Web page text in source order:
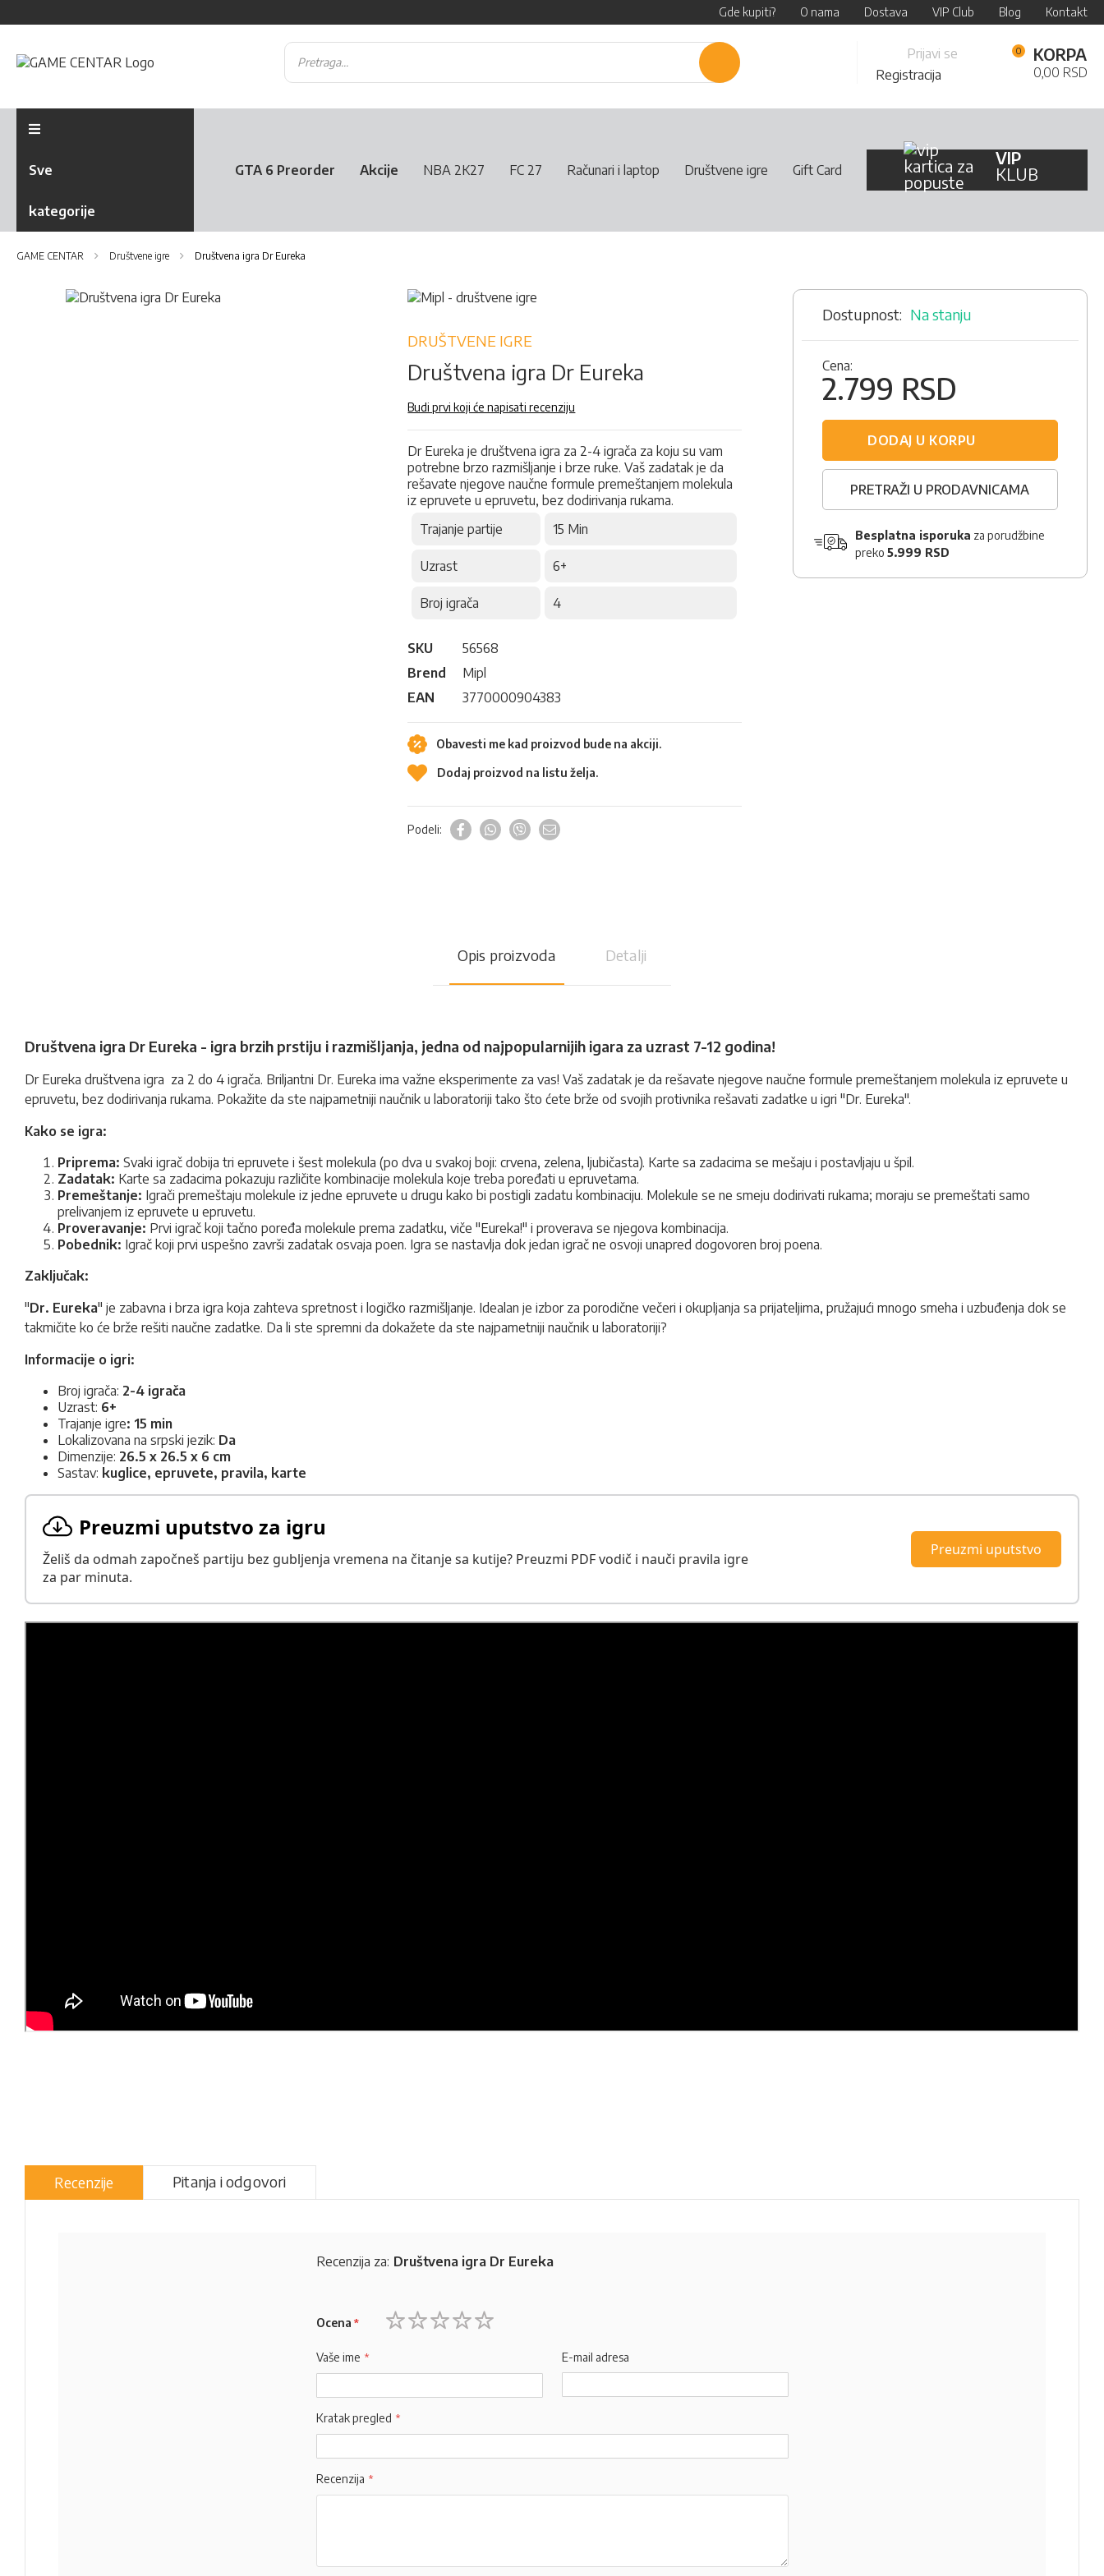
Gde kupiti? O nama Dostava VIP Club Blog Kontakt
Pretraži
Content
Prijavi se
Registracija
KORPA
0,00 RSD
Sve
kategorije
GTA 6 Preorder Akcije NBA 2K27 FC 27 Računari i laptop Društvene igre Gift Card
VIP
KLUB
GAME CENTAR Društvene igre Društvena igra Dr Eureka
Skip
DRUŠTVENE IGRE
Društvena igra Dr Eureka
Budi prvi koji će napisati recenziju
Dr Eureka je društvena igra za 2-4 igrača za koju su vam
potrebne brzo razmišljanje i brze ruke. Vaš zadatak je da
rešavate njegove naučne formule premeštanjem molekula
iz epruvete u epruvetu, bez dodirivanja rukama.
Trajanje partije
15 Min
Uzrast 6+
Broj igrača 4
SKU
56568
Brend
Mipl
EAN
3770000904383
Obavesti me kad proizvod bude na akciji.
Dodaj proizvod na listu želja.
Podeli:
Na stanju
Cena:
2.799 RSD
DODAJ U KORPU
PRETRAŽI U PRODAVNICAMA
Besplatna isporuka za porudžbine
preko 5.999 RSD
Opis proizvoda Detalji
Društvena igra Dr Eureka - igra brzih prstiju i razmišljanja, jedna od najpopularnijih igara za uzrast 7-12 godina!
Dr Eureka društvena igra za 2 do 4 igrača. Briljantni Dr. Eureka ima važne eksperimente za vas! Vaš zadatak je da rešavate njegove naučne formule premeštanjem molekula iz epruvete u
epruvetu, bez dodirivanja rukama. Pokažite da ste najpametniji naučnik u laboratoriji tako što ćete brže od svojih protivnika rešavati zadatke u igri "Dr. Eureka".
Kako se igra:
Priprema: Svaki igrač dobija tri epruvete i šest molekula (po dva u svakoj boji: crvena, zelena, ljubičasta). Karte sa zadacima se mešaju i postavljaju u špil.
Zadatak: Karte sa zadacima pokazuju različite kombinacije molekula koje treba poređati u epruvetama.
Premeštanje: Igrači premeštaju molekule iz jedne epruvete u drugu kako bi postigli zadatu kombinaciju. Molekule se ne smeju dodirivati rukama; moraju se premeštati samo
prelivanjem iz epruvete u epruvetu.
Proveravanje: Prvi igrač koji tačno poređa molekule prema zadatku, viče "Eureka!" i proverava se njegova kombinacija.
Pobednik: Igrač koji prvi uspešno završi zadatak osvaja poen. Igra se nastavlja dok jedan igrač ne osvoji unapred dogovoren broj poena.
Zaključak:
"Dr. Eureka" je zabavna i brza igra koja zahteva spretnost i logičko razmišljanje. Idealan je izbor za porodične večeri i okupljanja sa prijateljima, pružajući mnogo smeha i uzbuđenja dok se
takmičite ko će brže rešiti naučne zadatke. Da li ste spremni da dokažete da ste najpametniji naučnik u laboratoriji?
Informacije o igri:
Broj igrača: 2-4 igrača
Uzrast: 6+
Trajanje igre: 15 min
Lokalizovana na srpski jezik: Da
Dimenzije: 26.5 x 26.5 x 6 cm
Sastav: kuglice, epruvete, pravila, karte
Preuzmi uputstvo za igru
Želiš da odmah započneš partiju bez gubljenja vremena na čitanje sa kutije? Preuzmi PDF vodič i nauči pravila igre
za par minuta.
Preuzmi uputstvo
Recenzije Pitanja i odgovori
Recenzija za: Društvena igra Dr Eureka
Ocena
Vaše ime E-mail adresa
Kratak pregled
Recenzija